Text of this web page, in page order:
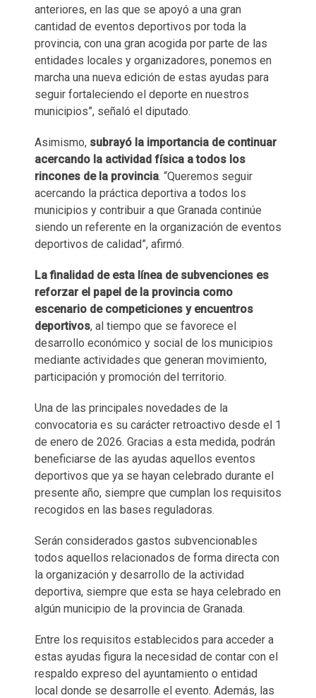
anteriores, en las que se apoyó a una gran
cantidad de eventos deportivos por toda la
provincia, con una gran acogida por parte de las
entidades locales y organizadores, ponemos en
marcha una nueva edición de estas ayudas para
seguir fortaleciendo el deporte en nuestros
municipios”, señaló el diputado.
Asimismo, subrayó la importancia de continuar
acercando la actividad física a todos los
rincones de la provincia. “Queremos seguir
acercando la práctica deportiva a todos los
municipios y contribuir a que Granada continúe
siendo un referente en la organización de eventos
deportivos de calidad”, afirmó.
La finalidad de esta línea de subvenciones es
reforzar el papel de la provincia como
escenario de competiciones y encuentros
deportivos, al tiempo que se favorece el
desarrollo económico y social de los municipios
mediante actividades que generan movimiento,
participación y promoción del territorio.
Una de las principales novedades de la
convocatoria es su carácter retroactivo desde el 1
de enero de 2026. Gracias a esta medida, podrán
beneficiarse de las ayudas aquellos eventos
deportivos que ya se hayan celebrado durante el
presente año, siempre que cumplan los requisitos
recogidos en las bases reguladoras.
Serán considerados gastos subvencionables
todos aquellos relacionados de forma directa con
la organización y desarrollo de la actividad
deportiva, siempre que esta se haya celebrado en
algún municipio de la provincia de Granada.
Entre los requisitos establecidos para acceder a
estas ayudas figura la necesidad de contar con el
respaldo expreso del ayuntamiento o entidad
local donde se desarrolle el evento. Además, las